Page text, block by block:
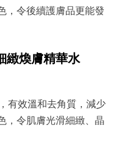
，令後續護膚品更能發
緻煥膚精華水
有效溫和去角質，減少
，令肌膚光滑細緻、晶